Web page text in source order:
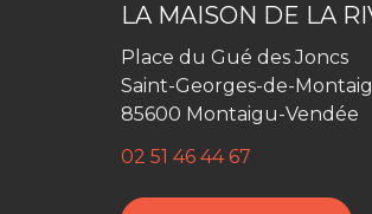
LA MAISON DE LA
Place du Gué des Joncs
Saint-Georges-de-
85600 Montaigu-Vendée
02 51 46 44 67